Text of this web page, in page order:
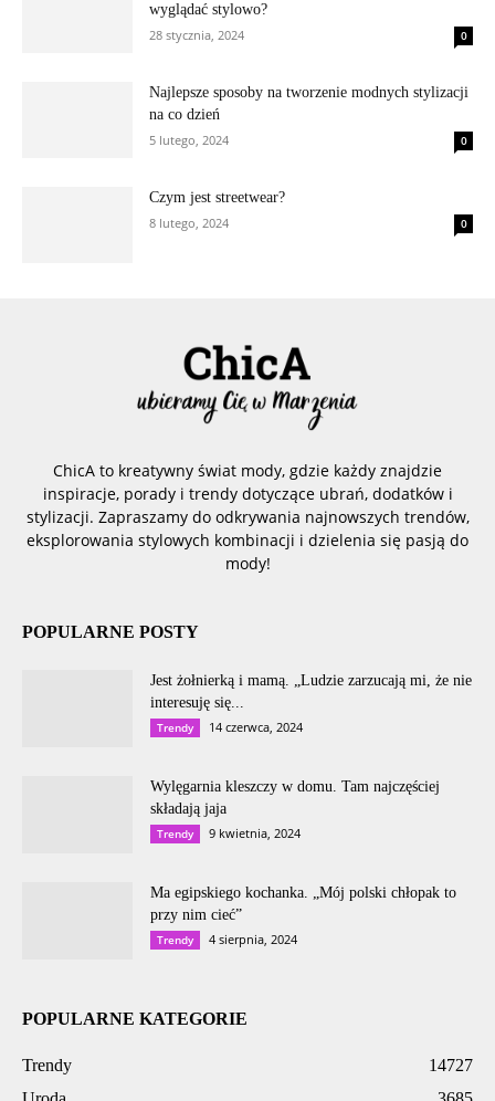
wyglądać stylowo?
28 stycznia, 2024
0
Najlepsze sposoby na tworzenie modnych stylizacji
na co dzień
5 lutego, 2024
0
Czym jest streetwear?
8 lutego, 2024
0
ChicA to kreatywny świat mody, gdzie każdy znajdzie
inspiracje, porady i trendy dotyczące ubrań, dodatków i
stylizacji. Zapraszamy do odkrywania najnowszych trendów,
eksplorowania stylowych kombinacji i dzielenia się pasją do
mody!
POPULARNE POSTY
Jest żołnierką i mamą. „Ludzie zarzucają mi, że nie
interesuję się...
Trendy 14 czerwca, 2024
Wylęgarnia kleszczy w domu. Tam najczęściej
składają jaja
Trendy 9 kwietnia, 2024
Ma egipskiego kochanka. „Mój polski chłopak to
przy nim cieć”
Trendy 4 sierpnia, 2024
POPULARNE KATEGORIE
Trendy
14727